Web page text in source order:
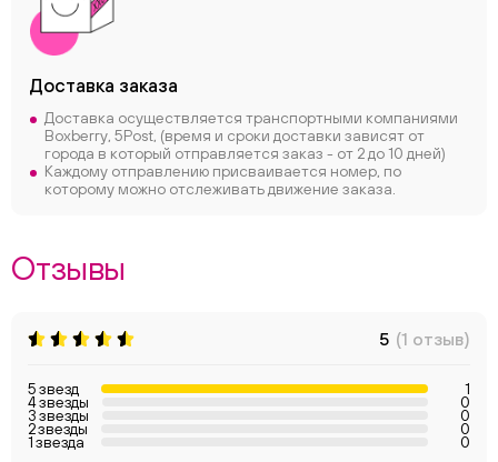
Доставка заказа
Доставка осуществляется транспортными компаниями
Boxberry, 5Post, (время и сроки доставки зависят от
города в который отправляется заказ - от 2 до 10 дней)
Каждому отправлению присваивается номер, по
которому можно отслеживать движение заказа.
Отзывы
5 (1 отзыв)
5 звезд 1
4 звезды 0
3 звезды 0
2 звезды 0
1 звезда 0